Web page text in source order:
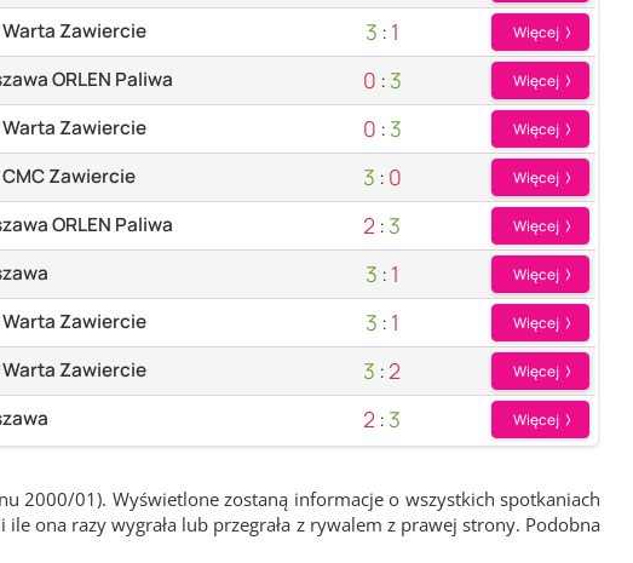
Warta Zawiercie 3 : 1 Więcej
ORLEN Paliwa 0 : 3 Więcej
Warta Zawiercie 0 : 3 Więcej
Zawiercie 3 : 0 Więcej
ORLEN Paliwa 2 : 3 Więcej
3 : 1 Więcej
Zawiercie 3 : 1 Więcej
Zawiercie 3 : 2 Więcej
2 : 3 Więcej
2000/01). Wyświetlone zostaną informacje o wszystkich spotkaniach
ona razy wygrała lub przegrała z rywalem z prawej strony. Podobna